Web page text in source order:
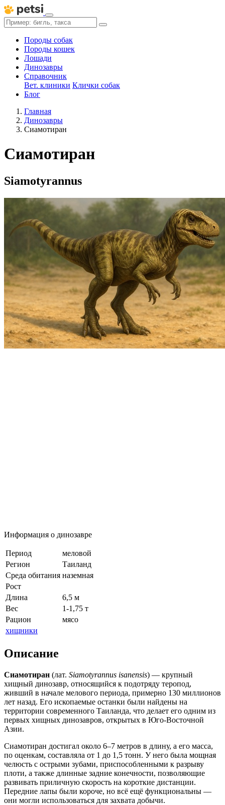
Породы собак
Породы кошек
Лошади
Динозавры
Справочник
Вет. клиники Клички собак
Блог
Главная
Динозавры
Сиамотиран
Сиамотиран
Siamotyrannus
Информация о динозавре
Период
меловой
Регион
Таиланд
Среда обитания наземная
Рост
Длина
6,5 м
Вес
1-1,75 т
Рацион
мясо
хищники
Описание
Сиамотиран (лат. Siamotyrannus isanensis) — крупный
хищный динозавр, относящийся к подотряду теропод,
живший в начале мелового периода, примерно 130 миллионов
лет назад. Его ископаемые останки были найдены на
территории современного Таиланда, что делает его одним из
первых хищных динозавров, открытых в Юго-Восточной
Азии.
Сиамотиран достигал около 6–7 метров в длину, а его масса,
по оценкам, составляла от 1 до 1,5 тонн. У него была мощная
челюсть с острыми зубами, приспособленными к разрыву
плоти, а также длинные задние конечности, позволяющие
развивать приличную скорость на короткие дистанции.
Передние лапы были короче, но всё ещё функциональны —
они могли использоваться для захвата добычи.